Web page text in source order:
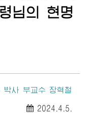
님의 현명
박사 부교수 장혁철
2024.4.5.